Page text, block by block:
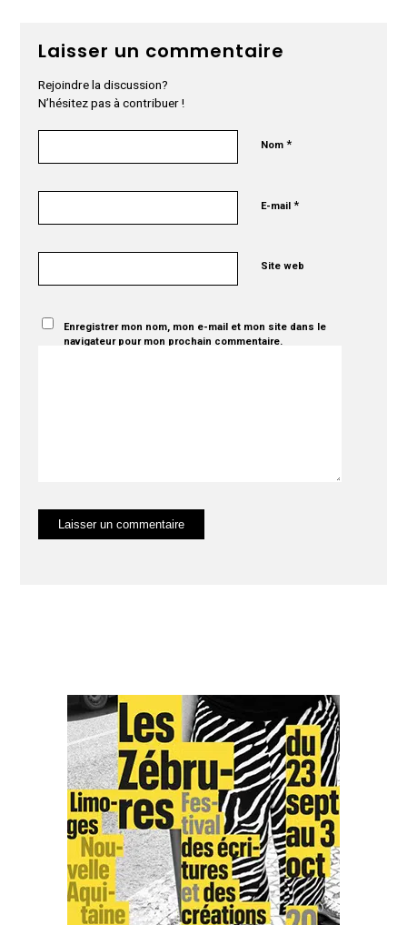
Laisser un commentaire
Rejoindre la discussion?
N’hésitez pas à contribuer !
Nom*
E-mail*
Site web
Enregistrer mon nom, mon e-mail et mon site dans le
navigateur pour mon prochain commentaire.